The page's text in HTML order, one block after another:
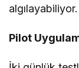
algılayabiliyor.
Pilot